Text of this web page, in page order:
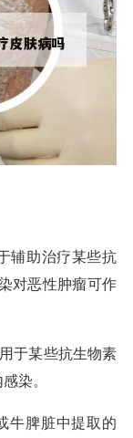
辅助治疗某些抗
对恶性肿瘤可作
于某些抗生物素
染。
牛脾脏中提取的